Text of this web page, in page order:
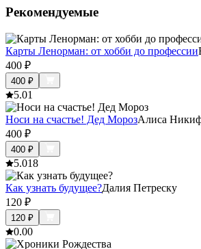
Рекомендуемые
Карты Ленорман: от хобби до профессии
400 ₽
400 ₽
5.01
Носи на счастье! Дед МорозАлиса
400 ₽
400 ₽
5.018
Как узнать будущее?Далия Петреску
120 ₽
120 ₽
0.00